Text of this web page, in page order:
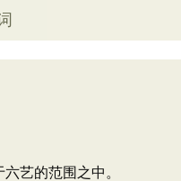
艺的范围之中。